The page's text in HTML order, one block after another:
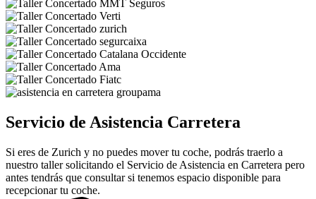
Servicio de Asistencia Carretera
Si eres de Zurich y no puedes mover tu coche, podrás traerlo a
nuestro taller solicitando el Servicio de Asistencia en Carretera pero
antes tendrás que consultar si tenemos espacio disponible para
recepcionar tu coche.